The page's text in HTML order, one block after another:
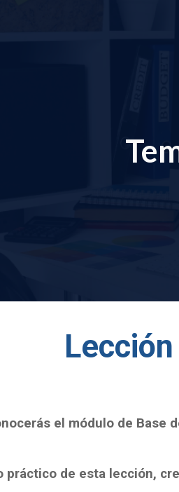
el módulo de Base
práctico de esta lección,